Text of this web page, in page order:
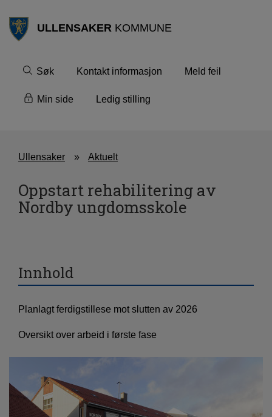
ULLENSAKERKOMMUNE
Søk Kontakt informasjon Meld feil
Min side Ledig stilling
Ullensaker Aktuelt
Oppstart rehabilitering av
Nordby ungdomsskole
Innhold
Planlagt ferdigstillese mot slutten av 2026
Oversikt over arbeid i første fase